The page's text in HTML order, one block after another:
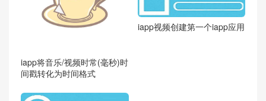
iapp将音乐/视频时常(毫秒)时
间戳转化为时间格式
iapp视频创建第一个iapp应用